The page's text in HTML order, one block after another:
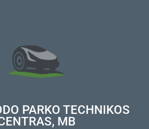
PARKO TECHNIKOS
MB